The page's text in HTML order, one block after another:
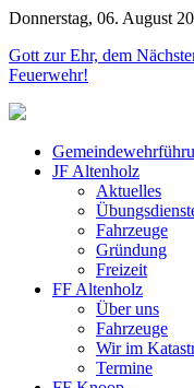
Donnerstag, 06. August
Gott zur Ehr, dem
Feuerwehr!
JF Altenholz
Aktuelles
Fahrzeuge
Gründung
Freizeit
FF Altenholz
Über uns
Fahrzeuge
Wir im
Termine